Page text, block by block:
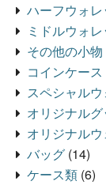
ハーフウォレ
ミドルウォレ
その他の小物
コインケース
スペシャルウ
オリジナル
オリジナル
バッグ (14)
ケース類 (6)